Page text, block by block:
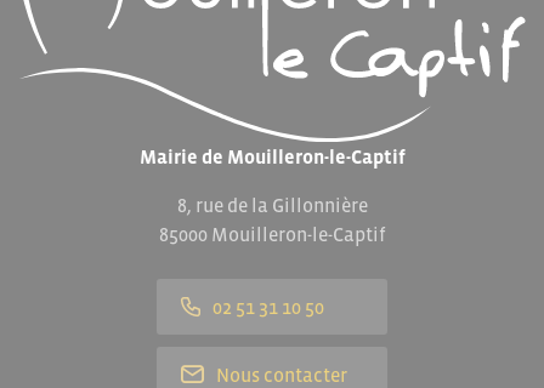
Mairie de Mouilleron-le-Captif
8, rue de la Gillonnière
85000 Mouilleron-le-Captif
02 51 31 10 50
Nous contacter